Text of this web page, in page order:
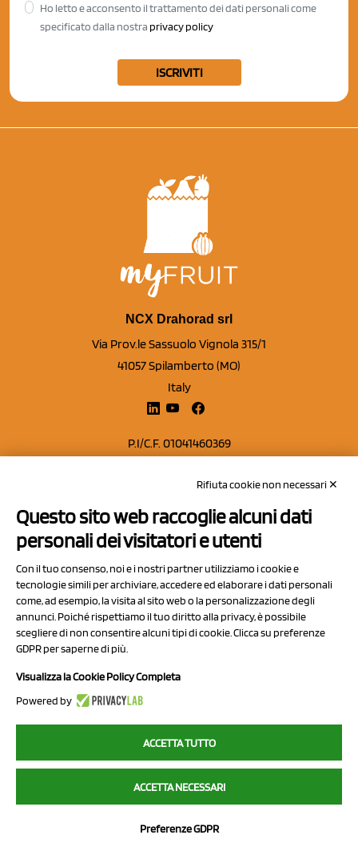
Ho letto e acconsento il trattamento dei dati personali come
specificato dalla nostra privacy policy
ISCRIVITI
NCX Drahorad srl
Via Prov.le Sassuolo Vignola 315/1
41057 Spilamberto (MO)
Italy
P.I/C.F. 01041460369
Capitale sociale Euro 50.000,00 i.v.
Contatti
Privacy Policy
Cookie Policy
Chi Siamo
2023 NCX Drahorad srl - All rights reserved
myfruit.it è parte del network diNCX DRAHORAD
NCX Drahorad - Via Provinciale Vignola-Sassuolo 315/1 - 41057
Rifiuta cookie non necessari ✕
Questo sito web raccoglie alcuni dati
personali dei visitatori e utenti
Con il tuo consenso, noi e i nostri partner utilizziamo i cookie e
tecnologie simili per archiviare, accedere ed elaborare i dati personali
come, ad esempio, la visita al sito web o la personalizzazione degli
annunci. Poiché rispettiamo il tuo diritto alla privacy, è possibile
scegliere di non consentire alcuni tipi di cookie. Clicca su preferenze
GDPR per saperne di più.
Visualizza la Cookie Policy Completa
Powered by
ACCETTA TUTTO
ACCETTA NECESSARI
Preferenze GDPR